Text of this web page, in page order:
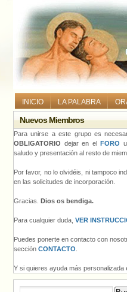
INICIO LA PALABRA
Nuevos Miembros
Para unirse a este grupo es
OBLIGATORIO dejar en el FORO
saludo y presentación al resto de
Por favor, no lo olvidéis, ni tampoco
en las solicitudes de incorporación.
Gracias. Dios os bendiga.
Para cualquier duda, VER
Puedes ponerte en contacto con
sección CONTACTO
Y si quieres ayuda más personalizada